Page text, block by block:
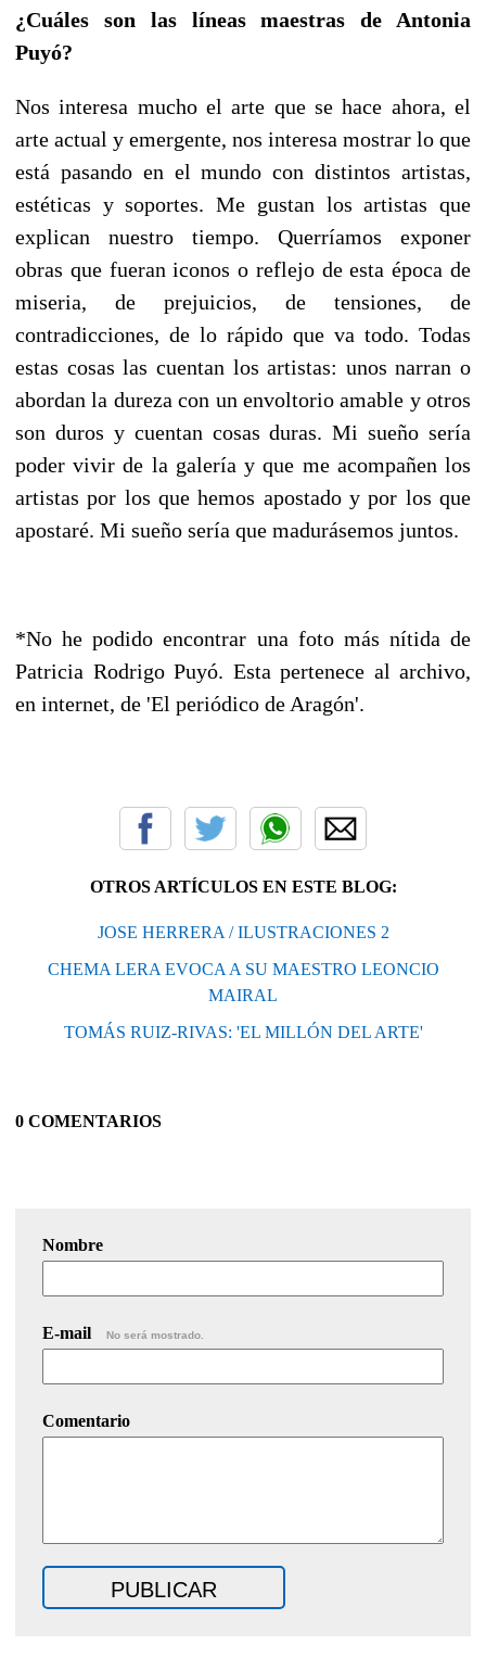
¿Cuáles son las líneas maestras de Antonia
Puyó?
Nos interesa mucho el arte que se hace ahora, el
arte actual y emergente, nos interesa mostrar lo que
está pasando en el mundo con distintos artistas,
estéticas y soportes. Me gustan los artistas que
explican nuestro tiempo. Querríamos exponer
obras que fueran iconos o reflejo de esta época de
miseria, de prejuicios, de tensiones, de
contradicciones, de lo rápido que va todo. Todas
estas cosas las cuentan los artistas: unos narran o
abordan la dureza con un envoltorio amable y otros
son duros y cuentan cosas duras. Mi sueño sería
poder vivir de la galería y que me acompañen los
artistas por los que hemos apostado y por los que
apostaré. Mi sueño sería que madurásemos juntos.
*No he podido encontrar una foto más nítida de
Patricia Rodrigo Puyó. Esta pertenece al archivo,
en internet, de 'El periódico de Aragón'.
OTROS ARTÍCULOS EN ESTE BLOG:
JOSE HERRERA / ILUSTRACIONES 2
CHEMA LERA EVOCA A SU MAESTRO LEONCIO
MAIRAL
TOMÁS RUIZ-RIVAS: 'EL MILLÓN DEL ARTE'
0 COMENTARIOS
Nombre
E-mail No será mostrado.
Comentario